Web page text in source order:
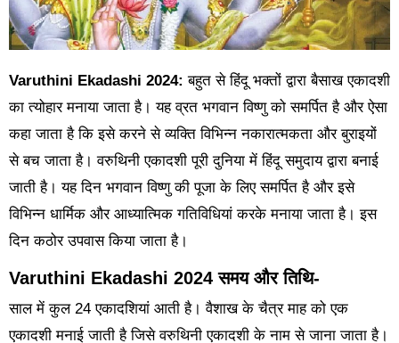
Varuthini Ekadashi 2024:बहुत से हिंदू भक्तों द्वारा बैसाख एकादशी
का त्योहार मनाया जाता है। यह व्रत भगवान विष्णु को समर्पित है और ऐसा
कहा जाता है कि इसे करने से व्यक्ति विभिन्न नकारात्मकता और बुराइयों
से बच जाता है। वरुथिनी एकादशी पूरी दुनिया में हिंदू समुदाय द्वारा बनाई
जाती है। यह दिन भगवान विष्णु की पूजा के लिए समर्पित है और इसे
विभिन्न धार्मिक और आध्यात्मिक गतिविधियां करके मनाया जाता है। इस
दिन कठोर उपवास किया जाता है।
Varuthini Ekadashi 2024 समय और तिथि-
साल में कुल 24 एकादशियां आती है। वैशाख के चैत्र माह को एक
एकादशी मनाई जाती है जिसे वरुथिनी एकादशी के नाम से जाना जाता है।